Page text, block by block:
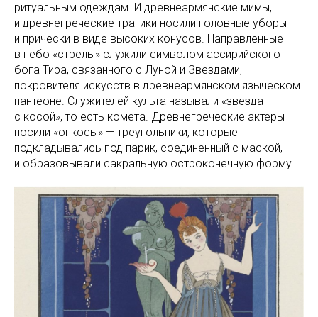
ритуальным одеждам. И древнеармянские мимы,
и древнегреческие трагики носили головные уборы
и прически в виде высоких конусов. Направленные
в небо «стрелы» служили символом ассирийского
бога Тира, связанного с Луной и Звездами,
покровителя искусств в древнеармянском языческом
пантеоне. Служителей культа называли «звезда
с косой», то есть комета. Древнегреческие актеры
носили «онкосы» — треугольники, которые
подкладывались под парик, соединенный с маской,
и образовывали сакральную остроконечную форму.